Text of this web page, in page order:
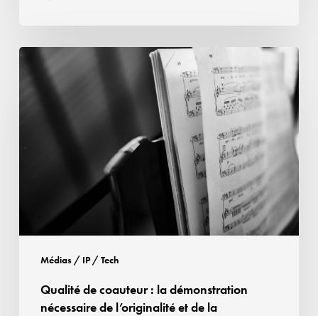
sanctionne
toute
absence
un
Médias / IP / Tech
Qualité
de
coauteur
l’originalité
et
contribution
Qualité de coauteur : la démonstration
nécessaire de l’originalité et de la